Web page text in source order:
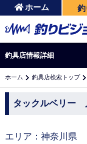
ホーム 釣
釣具店情報詳細
ホーム 釣具店検索トップ
タックルベリー
エリア：神奈川県